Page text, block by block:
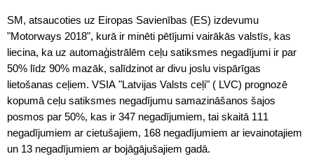
SM, atsaucoties uz Eiropas Savienības (ES) izdevumu
"Motorways 2018", kurā ir minēti pētījumi vairākās valstīs, kas
liecina, ka uz automaģistrālēm ceļu satiksmes negadījumi ir par
50% līdz 90% mazāk, salīdzinot ar divu joslu vispārīgas
lietošanas ceļiem. VSIA "Latvijas Valsts ceļi" ( LVC) prognozē
kopumā ceļu satiksmes negadījumu samazināšanos šajos
posmos par 50%, kas ir 347 negadījumiem, tai skaitā 111
negadījumiem ar cietušajiem, 168 negadījumiem ar ievainotajiem
un 13 negadījumiem ar bojāgājušajiem gadā.